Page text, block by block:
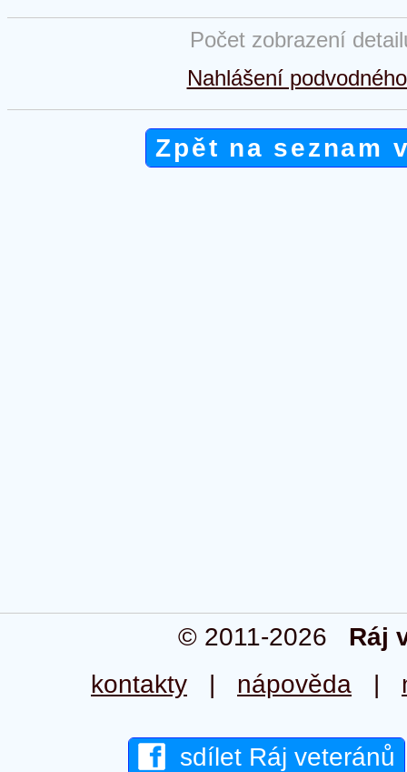
Počet zobrazení
Nahlášení
Zpět na seznam
© 2011-2026 Ráj
kontakty | nápověda |
sdílet Ráj veteránů